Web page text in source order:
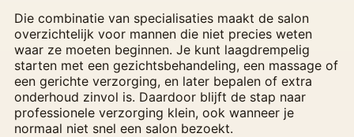
Die combinatie van specialisaties maakt de salon
overzichtelijk voor mannen die niet precies weten
waar ze moeten beginnen. Je kunt laagdrempelig
starten met een gezichtsbehandeling, een massage of
een gerichte verzorging, en later bepalen of extra
onderhoud zinvol is. Daardoor blijft de stap naar
professionele verzorging klein, ook wanneer je
normaal niet snel een salon bezoekt.